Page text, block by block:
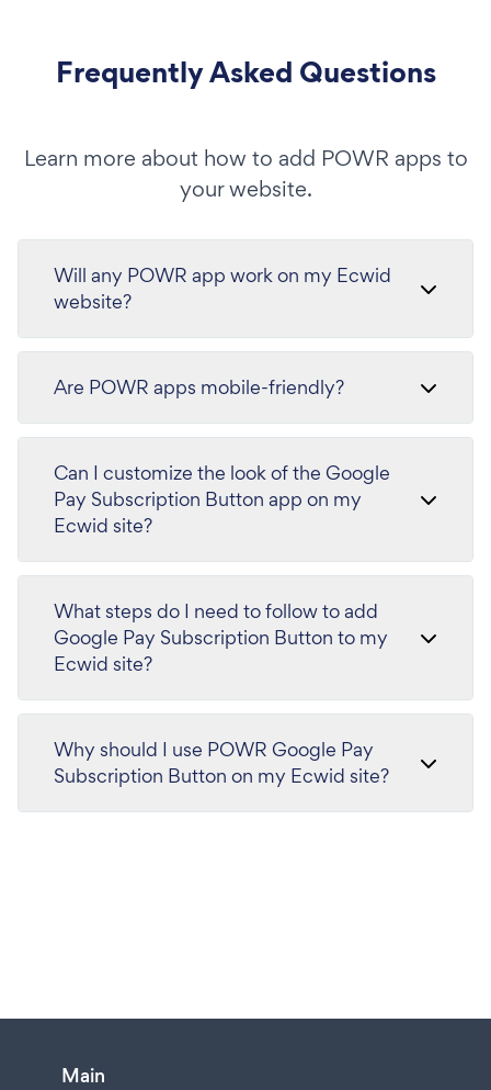
Frequently Asked Questions
Learn more about how to add POWR apps to
your website.
Will any POWR app work on my Ecwid
website?
Are POWR apps mobile-friendly?
Can I customize the look of the Google
Pay Subscription Button app on my
Ecwid site?
What steps do I need to follow to add
Google Pay Subscription Button to my
Ecwid site?
Why should I use POWR Google Pay
Subscription Button on my Ecwid site?
Main